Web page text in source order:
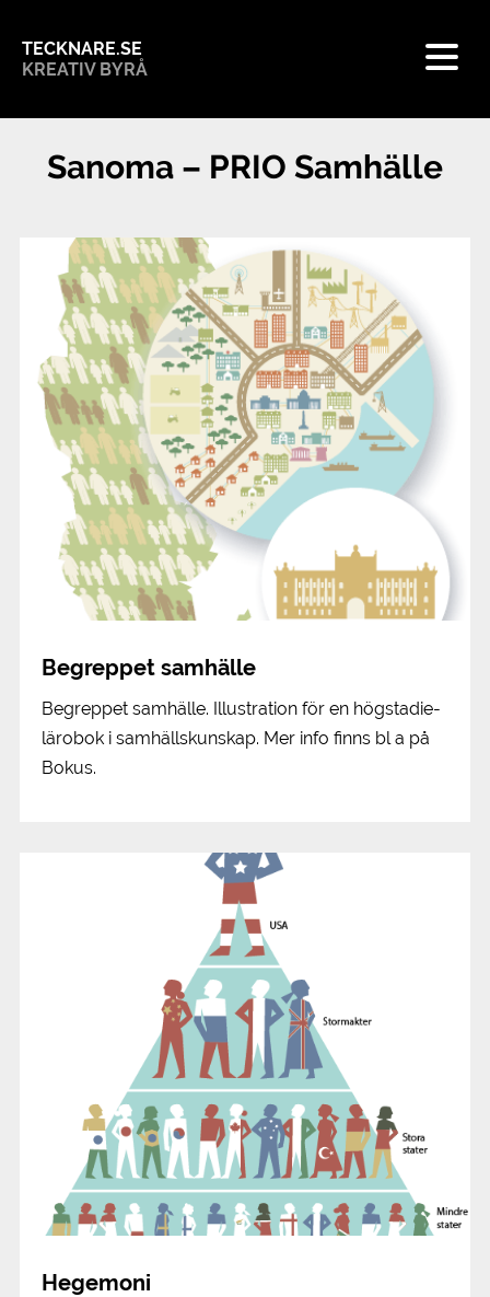
TECKNARE.SE
KREATIV BYRÅ
Sanoma – PRIO Samhälle
Begreppet samhälle
Begreppet samhälle. Illustration för en högstadie-
lärobok i samhällskunskap. Mer info finns bl a på
Bokus.
Hegemoni